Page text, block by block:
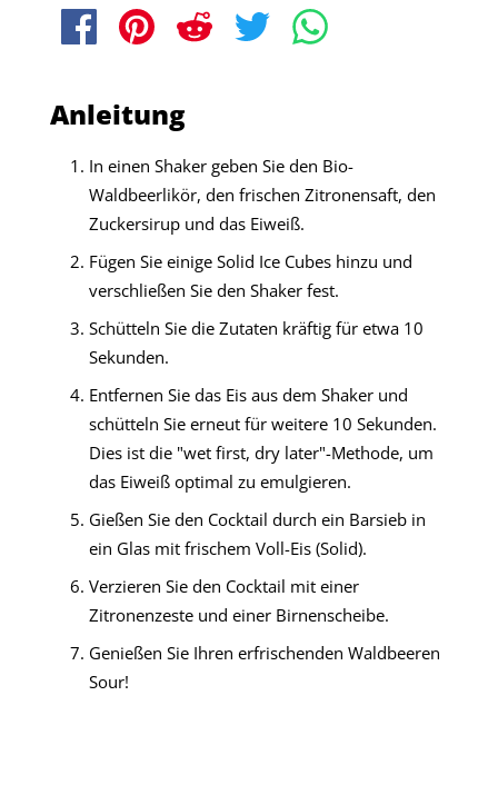
Anleitung
In einen Shaker geben Sie den Bio-
Waldbeerlikör, den frischen Zitronensaft, den
Zuckersirup und das Eiweiß.
Fügen Sie einige Solid Ice Cubes hinzu und
verschließen Sie den Shaker fest.
Schütteln Sie die Zutaten kräftig für etwa 10
Sekunden.
Entfernen Sie das Eis aus dem Shaker und
schütteln Sie erneut für weitere 10 Sekunden.
Dies ist die "wet first, dry later"-Methode, um
das Eiweiß optimal zu emulgieren.
Gießen Sie den Cocktail durch ein Barsieb in
ein Glas mit frischem Voll-Eis (Solid).
Verzieren Sie den Cocktail mit einer
Zitronenzeste und einer Birnenscheibe.
Genießen Sie Ihren erfrischenden Waldbeeren
Sour!